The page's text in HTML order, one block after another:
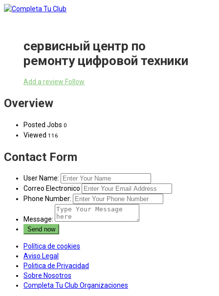
сервисный центр по
ремонту цифровой техники
Add a review Follow
Overview
Posted Jobs 0
Viewed 116
Contact Form
User Name:
Correo Electronico
Phone Number:
Message:
Política de cookies
Aviso Legal
Politica de Privacidad
Sobre Nosotros
Completa Tu Club Organizaciones